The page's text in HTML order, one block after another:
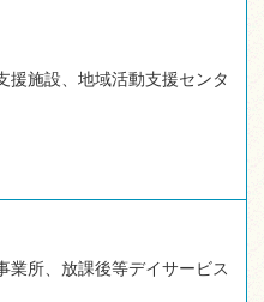
援施設、地域活動支援センタ
業所、放課後等デイサービス